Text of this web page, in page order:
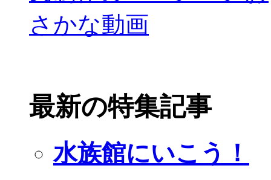
最新の特集記事
水族館にいこう！